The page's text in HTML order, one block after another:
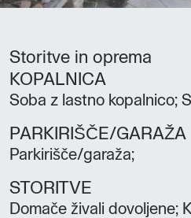
Storitve in oprema
KOPALNICA
Soba z lastno kopalnico;
PARKIRIŠČE/GARAŽA
Parkirišče/garaža;
STORITVE
Domače živali dovoljene;